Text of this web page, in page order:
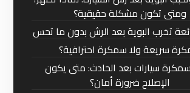
ومتى تكون مشكلة حقيقية؟
تخرب البوية بعد الرش بدون ما تحس
سريعة ولا سمكرة احترافية؟
سيارات بعد الحادث: متى يكون
الإصلاح ضرورة أمان؟